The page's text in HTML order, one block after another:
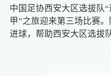
中国足协西安大区选拔队“
甲”之旅迎来第三场比赛。
进球，帮助西安大区选拔